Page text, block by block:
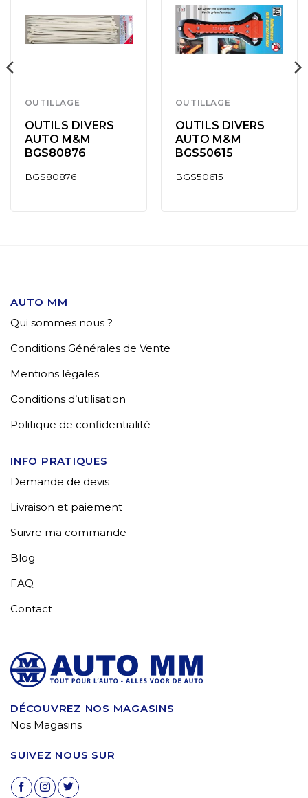
OUTILLAGE
OUTILS DIVERS
AUTO M&M
BGS80876
BGS80876
OUTILLAGE
OUTILS DIVERS
AUTO M&M
BGS50615
BGS50615
AUTO MM
Qui sommes nous ?
Conditions Générales de Vente
Mentions légales
Conditions d’utilisation
Politique de confidentialité
INFO PRATIQUES
Demande de devis
Livraison et paiement
Suivre ma commande
Blog
FAQ
Contact
DÉCOUVREZ NOS MAGASINS
Nos Magasins
SUIVEZ NOUS SUR